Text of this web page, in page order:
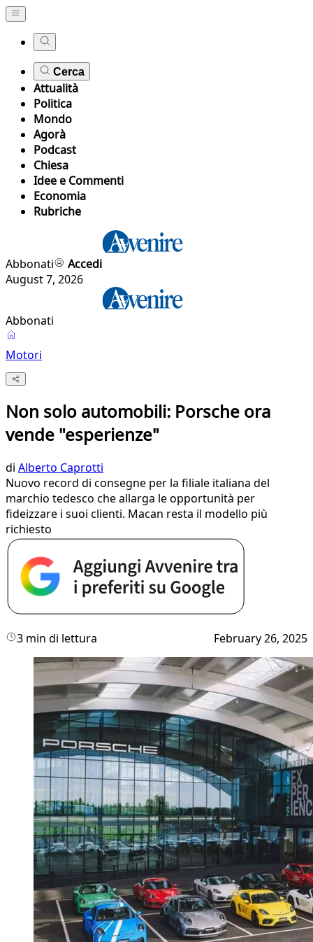
Cerca
Attualità
Politica
Mondo
Agorà
Podcast
Chiesa
Idee e Commenti
Economia
Rubriche
Abbonati
Accedi
August 7, 2026
Abbonati
Motori
Non solo automobili: Porsche ora
vende "esperienze"
di Alberto Caprotti
Nuovo record di consegne per la filiale italiana del
marchio tedesco che allarga le opportunità per
fideizzare i suoi clienti. Macan resta il modello più
richiesto
3 min di lettura February 26, 2025